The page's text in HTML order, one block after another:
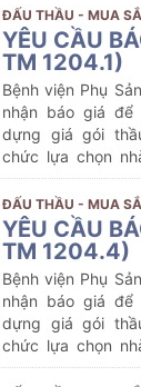
tếcủa Bệnh
2024-2025
ĐẤU THẦU - MUA
YÊU CẦU
TM 1204.1)
Bệnh viện Phụ
nhận báo giá để
dựng giá gói
chức lựa chọn
gói thầu dự
chấtcủa Bệnh
2024-2025
ĐẤU THẦU - MUA
YÊU CẦU
TM 1204.4)
Bệnh viện Phụ
nhận báo giá để
dựng giá gói
chức lựa chọn
gói thầu dự kiến: